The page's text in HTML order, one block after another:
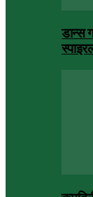
डान्स